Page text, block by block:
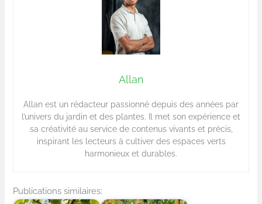
Allan
Allan est un rédacteur passionné depuis des années par
l’univers du jardin et des plantes. Il met son expérience et
sa créativité au service de contenus vivants et précis,
inspirant les lecteurs à cultiver des espaces verts
harmonieux et durables.
Publications similaires: